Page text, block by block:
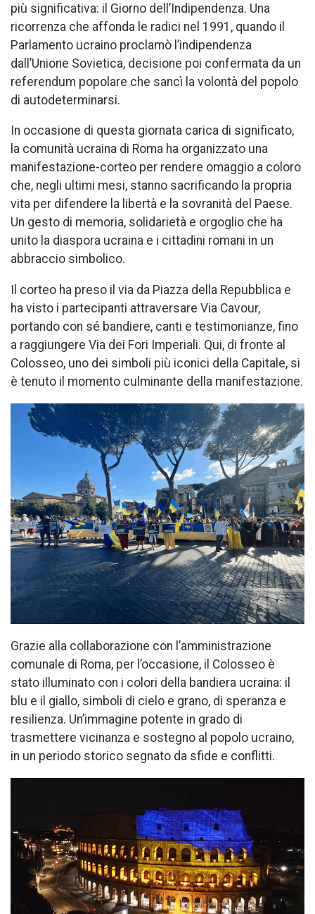
più significativa: il Giorno dell’Indipendenza. Una
ricorrenza che affonda le radici nel 1991, quando il
Parlamento ucraino proclamò l’indipendenza
dall’Unione Sovietica, decisione poi confermata da un
referendum popolare che sancì la volontà del popolo
di autodeterminarsi.
In occasione di questa giornata carica di significato,
la comunità ucraina di Roma ha organizzato una
manifestazione-corteo per rendere omaggio a coloro
che, negli ultimi mesi, stanno sacrificando la propria
vita per difendere la libertà e la sovranità del Paese.
Un gesto di memoria, solidarietà e orgoglio che ha
unito la diaspora ucraina e i cittadini romani in un
abbraccio simbolico.
Il corteo ha preso il via da Piazza della Repubblica e
ha visto i partecipanti attraversare Via Cavour,
portando con sé bandiere, canti e testimonianze, fino
a raggiungere Via dei Fori Imperiali. Qui, di fronte al
Colosseo, uno dei simboli più iconici della Capitale, si
è tenuto il momento culminante della manifestazione.
Grazie alla collaborazione con l’amministrazione
comunale di Roma, per l’occasione, il Colosseo è
stato illuminato con i colori della bandiera ucraina: il
blu e il giallo, simboli di cielo e grano, di speranza e
resilienza. Un’immagine potente in grado di
trasmettere vicinanza e sostegno al popolo ucraino,
in un periodo storico segnato da sfide e conflitti.